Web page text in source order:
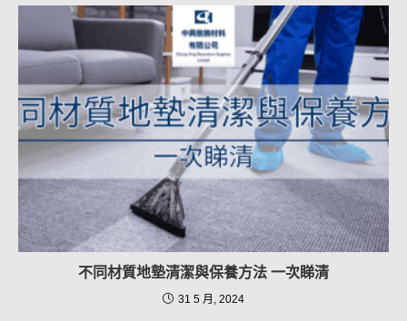
不同材質地墊清潔與保養方法 一次睇清
31 5 月, 2024